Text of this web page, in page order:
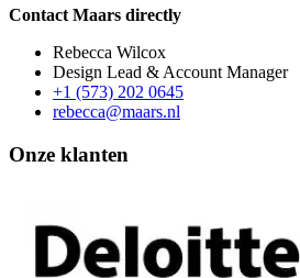
Contact Maars directly
Rebecca Wilcox
Design Lead & Account Manager
+1 (573) 202 0645
rebecca@maars.nl
Onze klanten